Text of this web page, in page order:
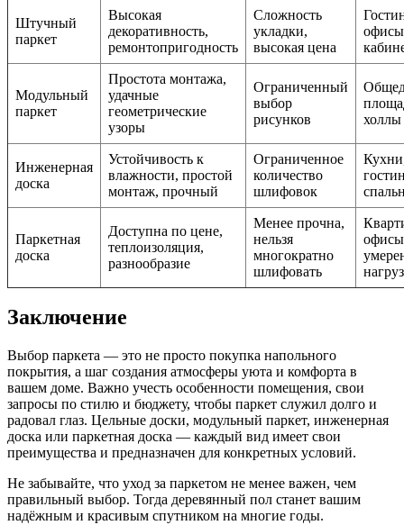
Штучный
паркет
Высокая
декоративность,
ремонтопригодность
Сложность
укладки,
высокая цена
Модульный
паркет
Простота монтажа,
удачные
геометрические
узоры
Ограниченный
выбор
рисунков
холлы
Инженерная
доска
Устойчивость к
влажности, простой
монтаж, прочный
Ограниченное
количество
шлифовок
Паркетная
доска
Доступна по цене,
теплоизоляция,
разнообразие
Менее прочна,
нельзя
многократно
шлифовать
Заключение
Выбор паркета — это не просто покупка напольного
покрытия, а шаг создания атмосферы уюта и комфорта в
вашем доме. Важно учесть особенности помещения, свои
запросы по стилю и бюджету, чтобы паркет служил долго и
радовал глаз. Цельные доски, модульный паркет, инженерная
доска или паркетная доска — каждый вид имеет свои
преимущества и предназначен для конкретных условий.
Не забывайте, что уход за паркетом не менее важен, чем
правильный выбор. Тогда деревянный пол станет вашим
надёжным и красивым спутником на многие годы.